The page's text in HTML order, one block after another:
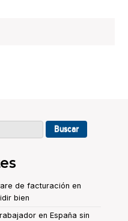
de facturación en
bien
en España sin